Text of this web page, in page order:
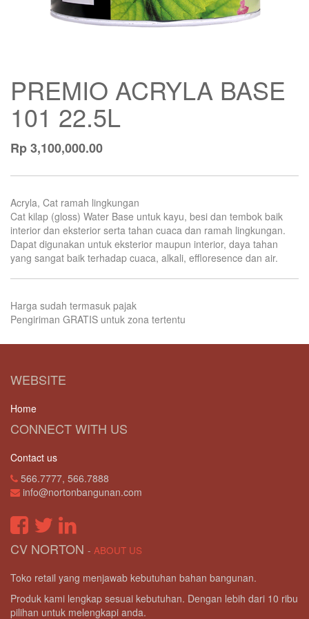
PREMIO ACRYLA BASE
101 22.5L
Rp3,100,000.00
Acryla, Cat ramah lingkungan
Cat kilap (gloss) Water Base untuk kayu, besi dan tembok baik
interior dan eksterior serta tahan cuaca dan ramah lingkungan.
Dapat digunakan untuk eksterior maupun interior, daya tahan
yang sangat baik terhadap cuaca, alkali, effloresence dan air.
Harga sudah termasuk pajak
Pengiriman GRATIS untuk zona tertentu
WEBSITE
Home
CONNECT WITH US
Contact us
566.7777, 566.7888
info@nortonbangunan.com
CV NORTON - ABOUT US
Toko retail yang menjawab kebutuhan bahan bangunan.
Produk kami lengkap sesuai kebutuhan. Dengan lebih dari 10 ribu
pilihan untuk melengkapi anda.